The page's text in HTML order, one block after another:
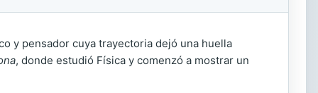
y pensador cuya trayectoria dejó una huella
, donde estudió Física y comenzó a mostrar un